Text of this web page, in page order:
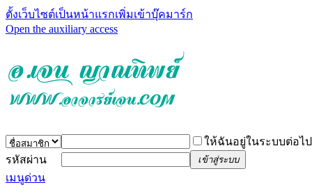
ตั้งเว็บไซต์เป็นหน้าแรกเพิ่มเข้าบุ๊คมาร์ก
Open the auxiliary access
ให้ฉันอยู่ในระบบต่อไป
รหัสผ่าน
เข้าสู่ระบบ
เมนูด่วน